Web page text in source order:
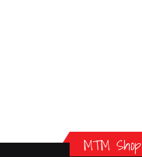
MTM Shop